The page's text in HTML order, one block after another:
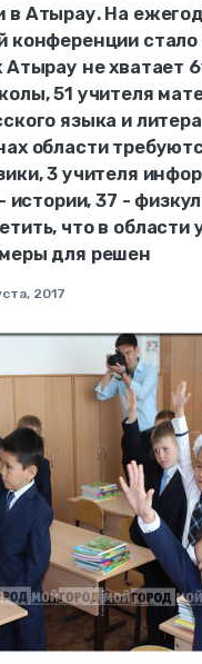
в Атырау. На
конференции стало
не хватает
51 учителя
языка и
области
3 учителя
истории, 37 -
что в области
для решен
2017